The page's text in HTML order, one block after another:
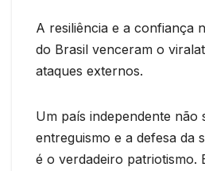
A resiliência e a confiança
do Brasil venceram o
ataques externos.
Um país independente não
entreguismo e a defesa da
é o verdadeiro patriotismo.